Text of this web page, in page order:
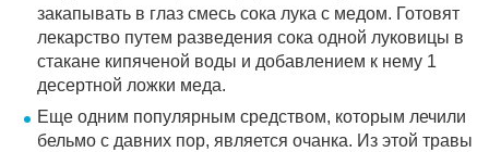
закапывать в глаз смесь сока лука с медом. Готовят
лекарство путем разведения сока одной луковицы в
стакане кипяченой воды и добавлением к нему 1
десертной ложки меда.
Еще одним популярным средством, которым лечили
бельмо с давних пор, является очанка. Из этой травы